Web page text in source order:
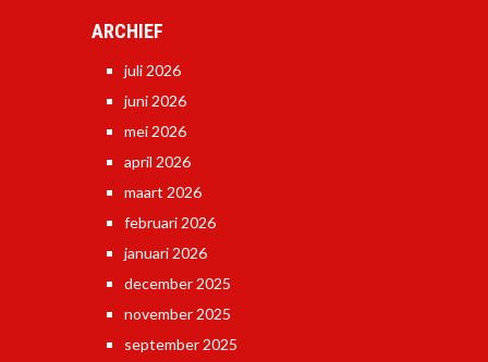
ARCHIEF
juli 2026
juni 2026
mei 2026
april 2026
maart 2026
februari 2026
januari 2026
december 2025
november 2025
september 2025